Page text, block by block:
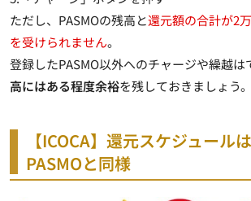
ただし、PASMOの残高と還元額の合計が2
を受けられません。
登録したPASMO以外へのチャージや繰越は
高にはある程度余裕を残しておきましょう。
【ICOCA】還元スケジュール
PASMOと同様